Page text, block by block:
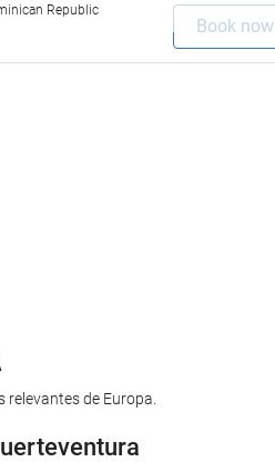
Republic
Book now
relevantes de Europa.